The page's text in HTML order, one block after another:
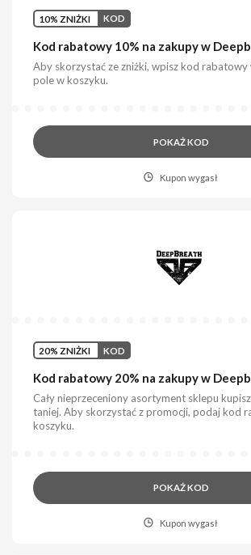
10% ZNIŻKI KOD
Kod rabatowy 10% na zakupy w
Aby skorzystać ze zniżki, wpisz kod
pole w koszyku.
POKAŻ KOD
Kupon wygasł
20% ZNIŻKI KOD
Kod rabatowy 20% na zakupy w
Cały nieprzeceniony asortyment sklepu
taniej. Aby skorzystać z promocji, podaj kod
koszyku.
POKAŻ KOD
Kupon wygasł